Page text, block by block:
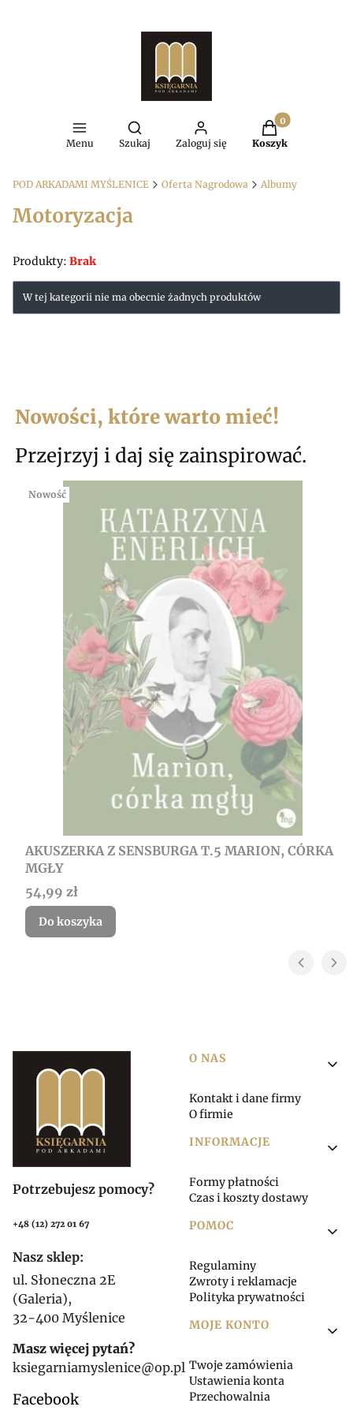
Menu
Otwórz wyszukiwarkę
Szukaj Zaloguj się
Produkty w
Koszyk
POD ARKADAMI MYŚLENICE Oferta Nagrodowa Albumy
Motoryzacja
Produkty: Brak
Lista produktów
W tej kategorii nie ma obecnie żadnych produktów
Nowości, które warto mieć!
Przejrzyj i daj się zainspirować.
Nowość
AKUSZERKA Z SENSBURGA T.5 MARION, CÓRKA
MGŁY
Cena
54,99 zł
Do koszyka
Potrzebujesz pomocy?
+48 (12) 272 01 67
Nasz sklep:
ul. Słoneczna 2E
(Galeria),
32-400 Myślenice
Masz więcej pytań?
ksiegarniamyslenice@op.pl
Facebook
Linki w stopce
O NAS
Kontakt i dane firmy
O firmie
INFORMACJE
Formy płatności
Czas i koszty dostawy
POMOC
Regulaminy
Zwroty i reklamacje
Polityka prywatności
MOJE KONTO
Twoje zamówienia
Ustawienia konta
Przechowalnia